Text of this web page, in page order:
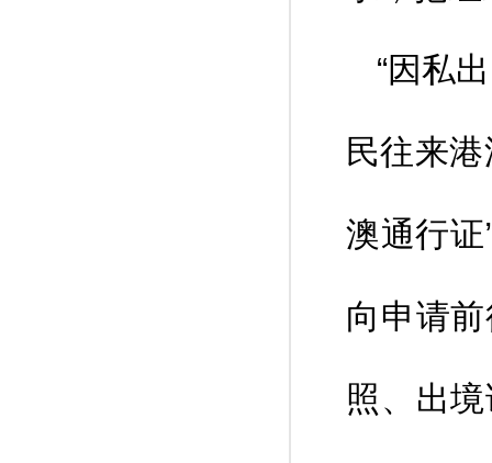
“因私
民往来
澳通行
向申请
照、出